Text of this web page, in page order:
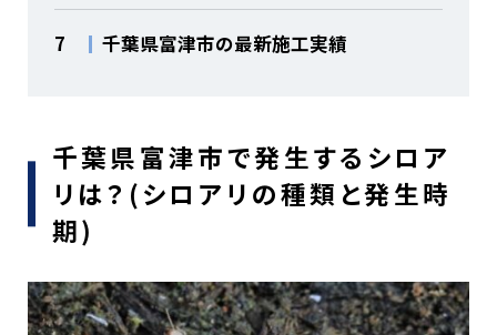
7 千葉県富津市の最新施工実績
千葉県富津市で発生するシロア
リは？(シロアリの種類と発生時
期)